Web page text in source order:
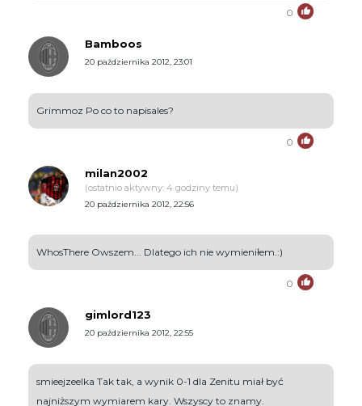
0
Bamboos
20 października 2012, 23:01
Grimmoz Po co to napisales?
0
milan2002
(ostatnio aktywny: 4 godziny temu)
20 października 2012, 22:56
WhosThere Owszem... Dlatego ich nie wymieniłem.:)
0
gimlord123
20 października 2012, 22:55
smieejzeelka Tak tak, a wynik 0-1 dla Zenitu miał być
najniższym wymiarem kary. Wszyscy to znamy.